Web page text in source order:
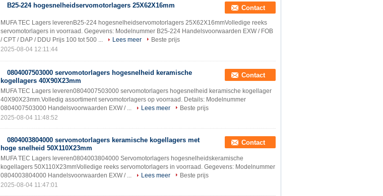
B25-224 hogesnelheidservomotorlagers 25X62X16mm Contact
MUFA TEC Lagers leverenB25-224 hogesnelheidservomotorlagers 25X62X16mmVolledige reeks
servomotorlagers in voorraad. Gegevens: Modelnummer B25-224 Handelsvoorwaarden EXW / FOB
/ CPT / DAP / DDU Prijs 100 tot 500 ...
Lees meer
Beste prijs
2025-08-04 12:11:44
0804007503000 servomotorlagers hogesnelheid keramische
kogellagers 40X90X23mm
Contact
MUFA TEC Lagers leveren0804007503000 servomotorlagers hogesnelheid keramische kogellager
40X90X23mm.Volledig assortiment servomotorlagers op voorraad. Details: Modelnummer
0804007503000 Handelsvoorwaarden EXW / ...
Lees meer
Beste prijs
2025-08-04 11:48:52
0804003804000 servomotorlagers keramische kogellagers met
hoge snelheid 50X110X23mm
Contact
MUFA TEC Lagers leveren0804003804000 Servomotorlagers hogesnelheidskeramische
kogellagers 50X110X23mmVolledige reeks servomotorlagers in voorraad. Gegevens: Modelnummer
0804003804000 Handelsvoorwaarden EXW / ...
Lees meer
Beste prijs
2025-08-04 11:47:01